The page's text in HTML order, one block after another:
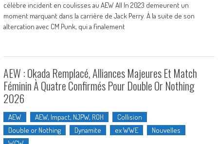
célèbre incident en coulisses au AEW All In 2023 demeurent un
moment marquant dans la carrière de Jack Perry. À la suite de son
altercation avec CM Punk, qui a finalement
AEW : Okada Remplacé, Alliances Majeures Et Match
Féminin À Quatre Confirmés Pour Double Or Nothing
2026
AEW AEW, Impact, NJPW, ROH
Collision
Double or Nothing
Dynamite ex WWE
Nouvelles